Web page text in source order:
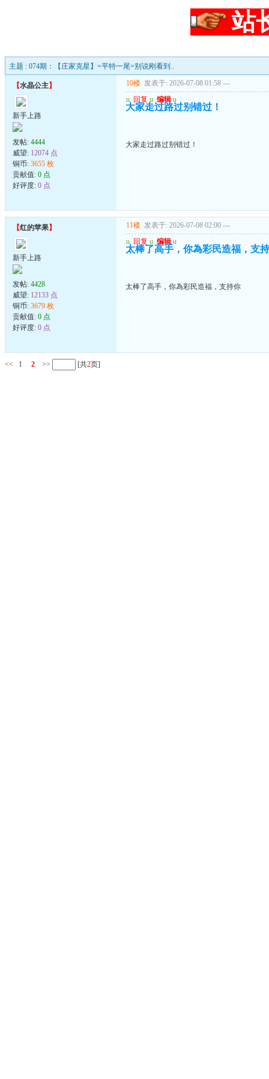
站
主题 : 074期：【庄家克星】=平特一尾=别说刚看到..
【水晶公主】
新手上路
发帖: 4444
威望: 12074 点
铜币: 3655 枚
贡献值: 0 点
好评度: 0 点
10楼 发表于: 2026-07-08 01:58 ---
u 回复 u 编辑 u
大家走过路过别错过！
大家走过路过别错过！
【红的苹果】
新手上路
发帖: 4428
威望: 12133 点
铜币: 3679 枚
贡献值: 0 点
好评度: 0 点
11楼 发表于: 2026-07-08 02:00 ---
u 回复 u 编辑 u
太棒了高手，你為彩民造福，支
太棒了高手，你為彩民造福，支持你
<< 1 2 >> [共2页]